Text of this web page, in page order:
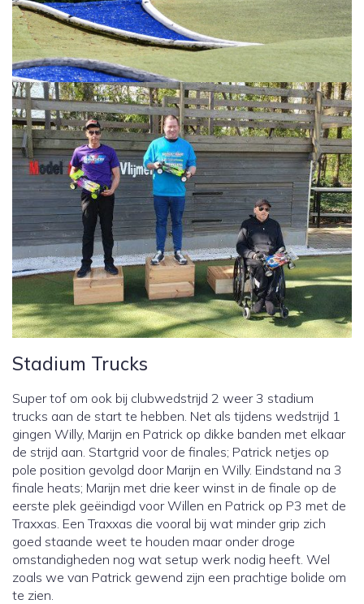
Stadium Trucks
Super tof om ook bij clubwedstrijd 2 weer 3 stadium
trucks aan de start te hebben. Net als tijdens wedstrijd 1
gingen Willy, Marijn en Patrick op dikke banden met elkaar
de strijd aan. Startgrid voor de finales; Patrick netjes op
pole position gevolgd door Marijn en Willy. Eindstand na 3
finale heats; Marijn met drie keer winst in de finale op de
eerste plek geëindigd voor Willen en Patrick op P3 met de
Traxxas. Een Traxxas die vooral bij wat minder grip zich
goed staande weet te houden maar onder droge
omstandigheden nog wat setup werk nodig heeft. Wel
zoals we van Patrick gewend zijn een prachtige bolide om
te zien.